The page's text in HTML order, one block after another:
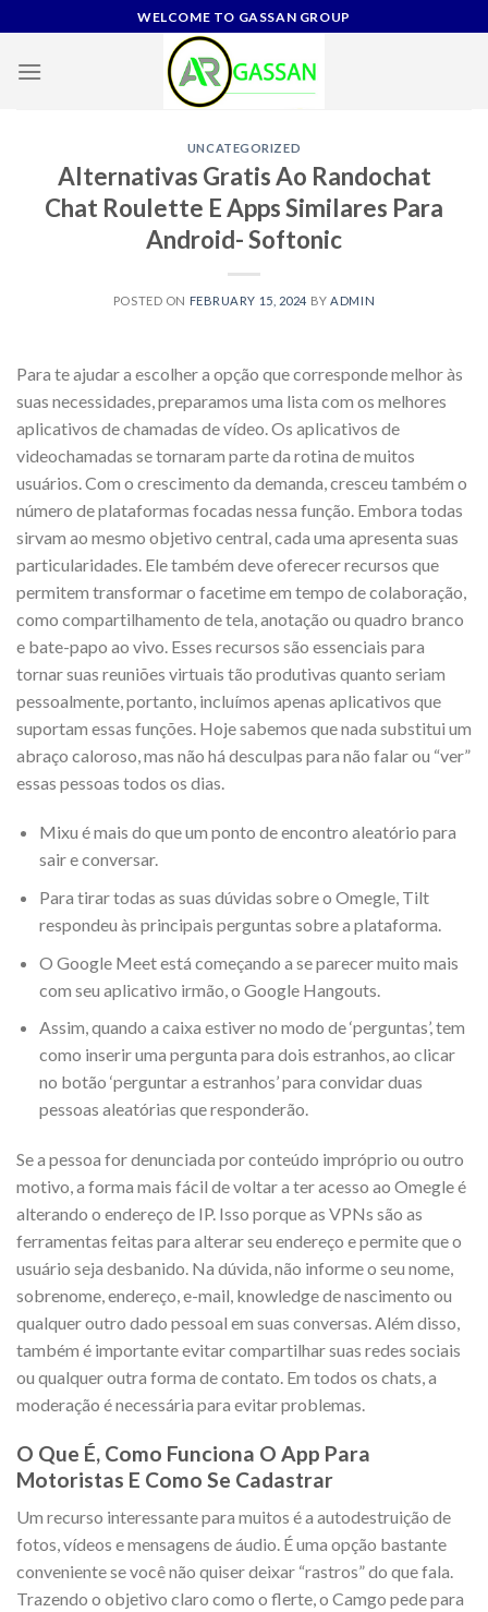
to
content
WELCOME TO GASSAN GROUP
UNCATEGORIZED
Alternativas Gratis Ao Randochat
Chat Roulette E Apps Similares Para
Android- Softonic
POSTED ON FEBRUARY 15, 2024 BY ADMIN
Para te ajudar a escolher a opção que corresponde melhor às
suas necessidades, preparamos uma lista com os melhores
aplicativos de chamadas de vídeo. Os aplicativos de
videochamadas se tornaram parte da rotina de muitos
usuários. Com o crescimento da demanda, cresceu também o
número de plataformas focadas nessa função. Embora todas
sirvam ao mesmo objetivo central, cada uma apresenta suas
particularidades. Ele também deve oferecer recursos que
permitem transformar o facetime em tempo de colaboração,
como compartilhamento de tela, anotação ou quadro branco
e bate-papo ao vivo. Esses recursos são essenciais para
tornar suas reuniões virtuais tão produtivas quanto seriam
pessoalmente, portanto, incluímos apenas aplicativos que
suportam essas funções. Hoje sabemos que nada substitui um
abraço caloroso, mas não há desculpas para não falar ou “ver”
essas pessoas todos os dias.
Mixu é mais do que um ponto de encontro aleatório para
sair e conversar.
Para tirar todas as suas dúvidas sobre o Omegle, Tilt
respondeu às principais perguntas sobre a plataforma.
O Google Meet está começando a se parecer muito mais
com seu aplicativo irmão, o Google Hangouts.
Assim, quando a caixa estiver no modo de ‘perguntas’, tem
como inserir uma pergunta para dois estranhos, ao clicar
no botão ‘perguntar a estranhos’ para convidar duas
pessoas aleatórias que responderão.
Se a pessoa for denunciada por conteúdo impróprio ou outro
motivo, a forma mais fácil de voltar a ter acesso ao Omegle é
alterando o endereço de IP. Isso porque as VPNs são as
ferramentas feitas para alterar seu endereço e permite que o
usuário seja desbanido. Na dúvida, não informe o seu nome,
sobrenome, endereço, e-mail, knowledge de nascimento ou
qualquer outro dado pessoal em suas conversas. Além disso,
também é importante evitar compartilhar suas redes sociais
ou qualquer outra forma de contato. Em todos os chats, a
moderação é necessária para evitar problemas.
O Que É, Como Funciona O App Para
Motoristas E Como Se Cadastrar
Um recurso interessante para muitos é a autodestruição de
fotos, vídeos e mensagens de áudio. É uma opção bastante
conveniente se você não quiser deixar “rastros” do que fala.
Trazendo o objetivo claro como o flerte, o Camgo pede para